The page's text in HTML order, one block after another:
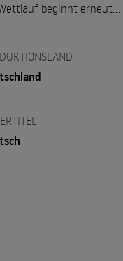
beginnt erneut...